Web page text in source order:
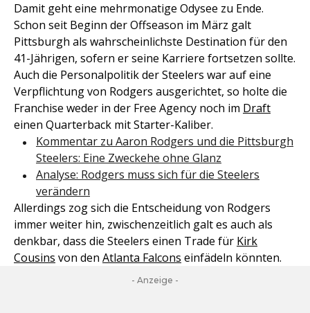
Damit geht eine mehrmonatige Odysee zu Ende.
Schon seit Beginn der Offseason im März galt
Pittsburgh als wahrscheinlichste Destination für den
41-Jährigen, sofern er seine Karriere fortsetzen sollte.
Auch die Personalpolitik der Steelers war auf eine
Verpflichtung von Rodgers ausgerichtet, so holte die
Franchise weder in der Free Agency noch im Draft
einen Quarterback mit Starter-Kaliber.
Kommentar zu Aaron Rodgers und die Pittsburgh
Steelers: Eine Zweckehe ohne Glanz
Analyse: Rodgers muss sich für die Steelers
verändern
Allerdings zog sich die Entscheidung von Rodgers
immer weiter hin, zwischenzeitlich galt es auch als
denkbar, dass die Steelers einen Trade für Kirk
Cousins von den Atlanta Falcons einfädeln könnten.
- Anzeige -